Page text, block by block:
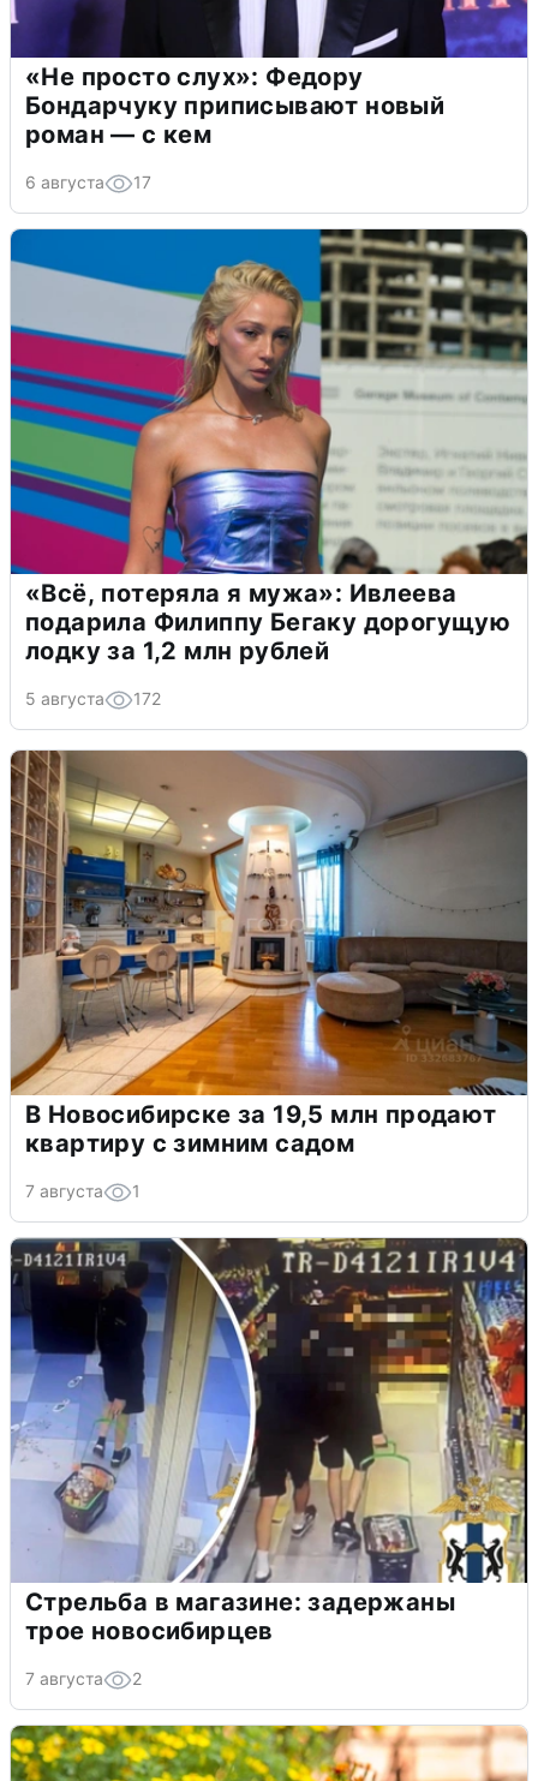
«Не просто слух»: Федору
Бондарчуку приписывают новый
роман — с кем
6 августа 17
«Всё, потеряла я мужа»: Ивлеева
подарила Филиппу Бегаку дорогущую
лодку за 1,2 млн рублей
5 августа 172
В Новосибирске за 19,5 млн продают
квартиру с зимним садом
7 августа 1
Стрельба в магазине: задержаны
трое новосибирцев
7 августа 2